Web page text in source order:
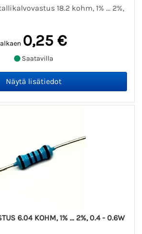
18.2 kohm, 1% ... 2%,
alkaen 0,25 €
Saatavilla
6.04 KOHM, 1% ... 2%, 0.4 - 0.6W